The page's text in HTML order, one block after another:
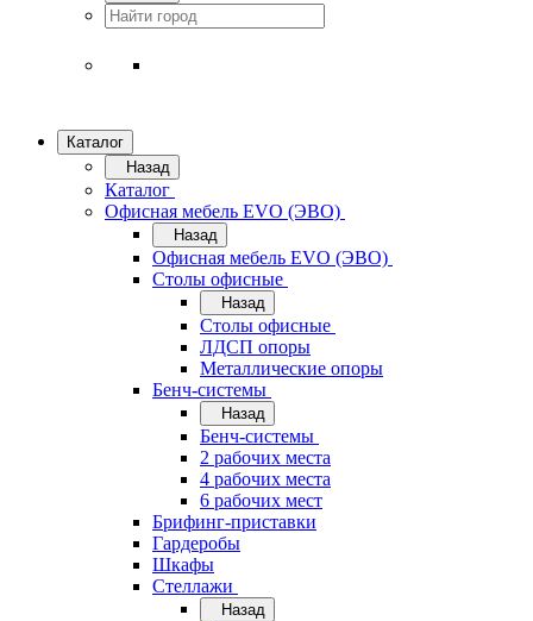
Каталог
Назад
Каталог
Офисная мебель EVO (ЭВО)
Назад
Офисная мебель EVO (ЭВО)
Cтолы офисные
Назад
Cтолы офисные
ЛДСП опоры
Металлические опоры
Бенч-системы
Назад
Бенч-системы
2 рабочих места
4 рабочих места
6 рабочих мест
Брифинг-приставки
Гардеробы
Шкафы
Стеллажи
Назад